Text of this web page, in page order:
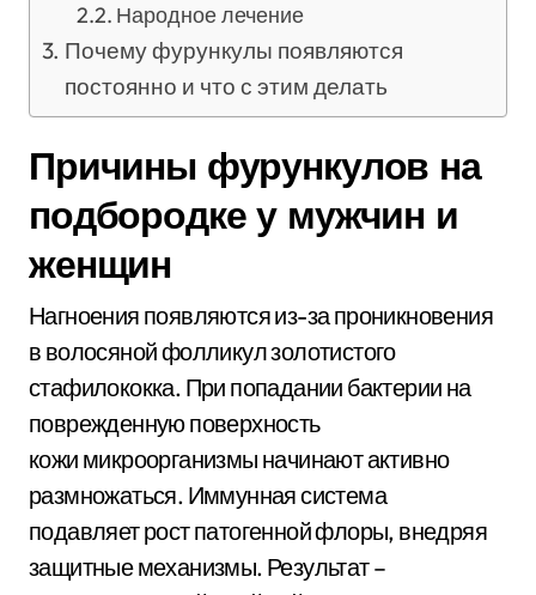
Народное лечение
Почему фурункулы появляются
постоянно и что с этим делать
Причины фурункулов на
подбородке у мужчин и
женщин
Нагноения появляются из-за проникновения
в волосяной фолликул золотистого
стафилококка. При попадании бактерии на
поврежденную поверхность
кожи микроорганизмы начинают активно
размножаться. Иммунная система
подавляет рост патогенной флоры, внедряя
защитные механизмы. Результат –